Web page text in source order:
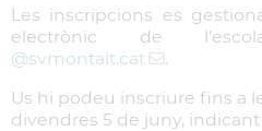
Les inscripcions es
electrònic de
@svmontalt.cat
.
Us hi podeu inscriure fins a
divendres 5 de juny, indicant